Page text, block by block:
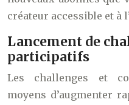
créateur accessible et à
Lancement de
participatifs
Les challenges et
moyens d’augmenter